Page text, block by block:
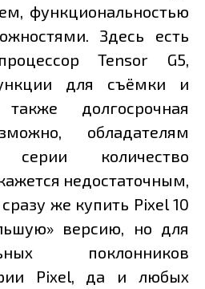
функциональностью
Здесь есть
Tensor G5,
для съёмки и
долгосрочная
обладателям
количество
недостаточным,
же купить Pixel 10
версию, но для
поклонников
Pixel, да и любых